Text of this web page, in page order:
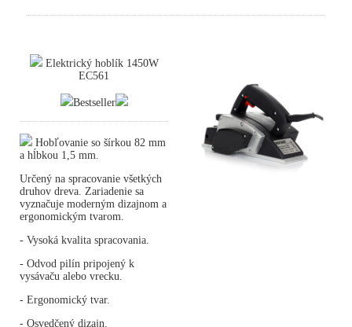
Elektrický hoblík 1450W
EC561
Bestseller
Hobľovanie so šírkou 82 mm
a hĺbkou 1,5 mm.
Určený na spracovanie všetkých
druhov dreva. Zariadenie sa
vyznačuje moderným dizajnom a
ergonomickým tvarom.
- Vysoká kvalita spracovania.
- Odvod pilín pripojený k
vysávaču alebo vrecku.
- Ergonomický tvar.
- Osvedčený dizajn.